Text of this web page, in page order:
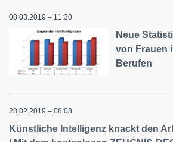
08.03.2019 – 11:30
Neue
von Frauen
Berufen
28.02.2019 – 08:08
Künstliche Intelligenz knackt den